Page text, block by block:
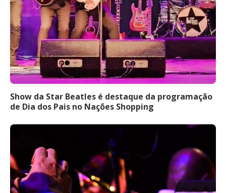
Show da Star Beatles é destaque da programação
de Dia dos Pais no Nações Shopping